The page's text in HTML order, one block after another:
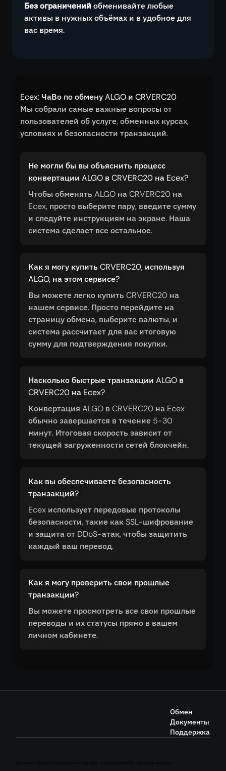
Без ограничений обменивайте любые
активы в нужных объёмах и в удобное для
вас время.
Ecex: ЧаВо по обмену ALGO и CRVERC20
Мы собрали самые важные вопросы от
пользователей об услуге, обменных курсах,
условиях и безопасности транзакций.
Не могли бы вы объяснить процесс
конвертации ALGO в CRVERC20 на Ecex?
Чтобы обменять ALGO на CRVERC20 на
Ecex, просто выберите пару, введите сумму
и следуйте инструкциям на экране. Наша
система сделает все остальное.
Как я могу купить CRVERC20, используя
ALGO, на этом сервисе?
Вы можете легко купить CRVERC20 на
нашем сервисе. Просто перейдите на
страницу обмена, выберите валюты, и
система рассчитает для вас итоговую
сумму для подтверждения покупки.
Насколько быстрые транзакции ALGO в
CRVERC20 на Ecex?
Конвертация ALGO в CRVERC20 на Ecex
обычно завершается в течение 5-30
минут. Итоговая скорость зависит от
текущей загруженности сетей блокчейн.
Как вы обеспечиваете безопасность
транзакций?
Ecex использует передовые протоколы
безопасности, такие как SSL-шифрование
и защита от DDoS-атак, чтобы защитить
каждый ваш перевод.
Как я могу проверить свои прошлые
транзакции?
Вы можете просмотреть все свои прошлые
переводы и их статусы прямо в вашем
личном кабинете.
Обмен
Документы
Поддержка